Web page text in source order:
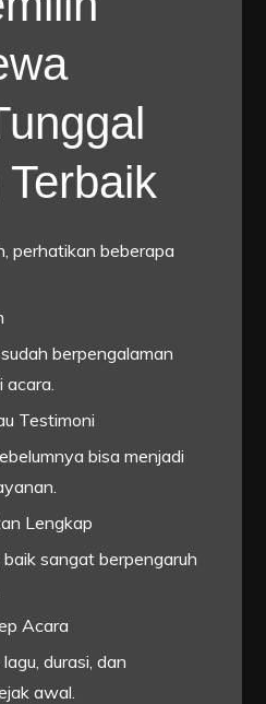
perhatikan beberapa
berpengalaman
acara.
Testimoni
bisa menjadi
Lengkap
sangat berpengaruh
Acara
durasi, dan
awal.